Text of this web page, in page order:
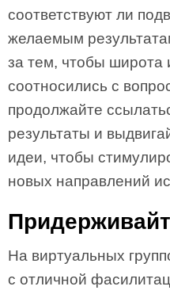
соответствуют ли
желаемым
за тем, чтобы широта
соотносились с
продолжайте
результаты и
идеи, чтобы
новых направлений
На виртуальных
с отличной